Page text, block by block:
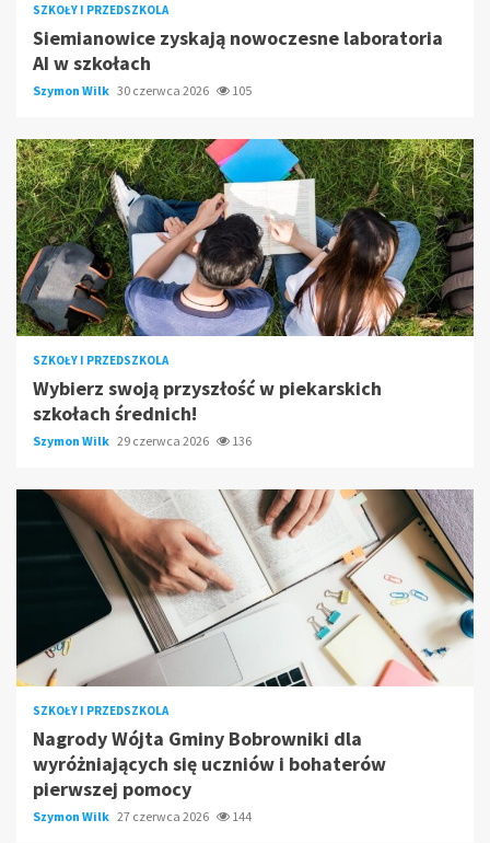
SZKOŁY I PRZEDSZKOLA
Siemianowice zyskają nowoczesne laboratoria
AI w szkołach
Szymon Wilk 30 czerwca 2026 105
SZKOŁY I PRZEDSZKOLA
Wybierz swoją przyszłość w piekarskich
szkołach średnich!
Szymon Wilk 29 czerwca 2026 136
SZKOŁY I PRZEDSZKOLA
Nagrody Wójta Gminy Bobrowniki dla
wyróżniających się uczniów i bohaterów
pierwszej pomocy
Szymon Wilk 27 czerwca 2026 144